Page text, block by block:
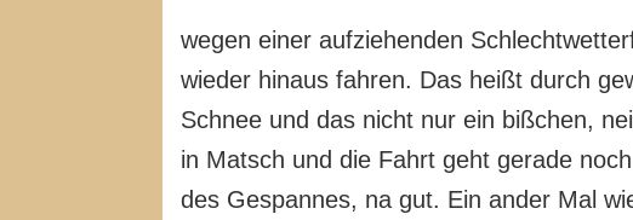
wegen einer aufziehenden
wieder hinaus fahren. Das heißt durch
Schnee und das nicht nur ein bißchen,
in Matsch und die Fahrt geht gerade
des Gespannes, na gut. Ein ander Mal